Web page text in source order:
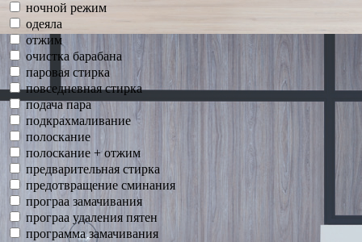
ночной режим
одеяла
отжим
очистка барабана
паровая стирка
повседневная стирка
подача пара
подкрахмаливание
полоскание
полоскание + отжим
предварительная стирка
предотвращение сминания
програа замачивания
програа удаления пятен
программа замачивания